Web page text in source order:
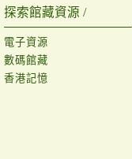
探索館藏資源 /
電子資源
數碼館藏
香港記憶